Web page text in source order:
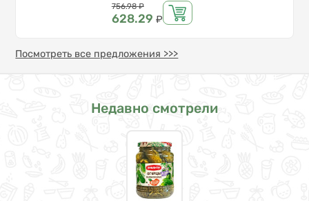
Цена
756.98 ₽
628.29 ₽
Посмотреть все предложения >>>
Недавно смотрели